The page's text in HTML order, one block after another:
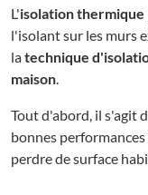
L'isolation
l'isolant sur les murs
latechnique
maison
Tout d'abord, il s'agit
bonnes
perdre de surface